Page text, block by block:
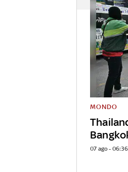
MONDO
07 ago - 06:36